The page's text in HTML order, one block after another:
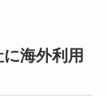
海外利用